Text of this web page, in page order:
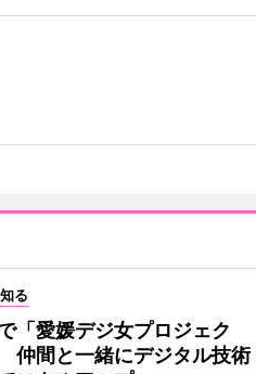
る
「愛媛デジ女プロジェク
仲間と一緒にデジタル技術